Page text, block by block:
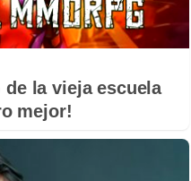
de la vieja escuela
mejor!